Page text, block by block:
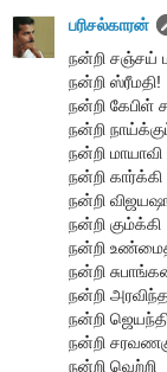
பரிசல்காரன்
நன்றி சஞ்சய்
நன்றி ஸ்ரீமதி!
நன்றி கேபிள்
நன்றி
நன்றி மாயாவி
நன்றி கார்க்கி
நன்றி
நன்றி கும்க்கி
நன்றி
நன்றி
நன்றி
நன்றி ஜெயந்தி
நன்றி
நன்றி வெற்றி